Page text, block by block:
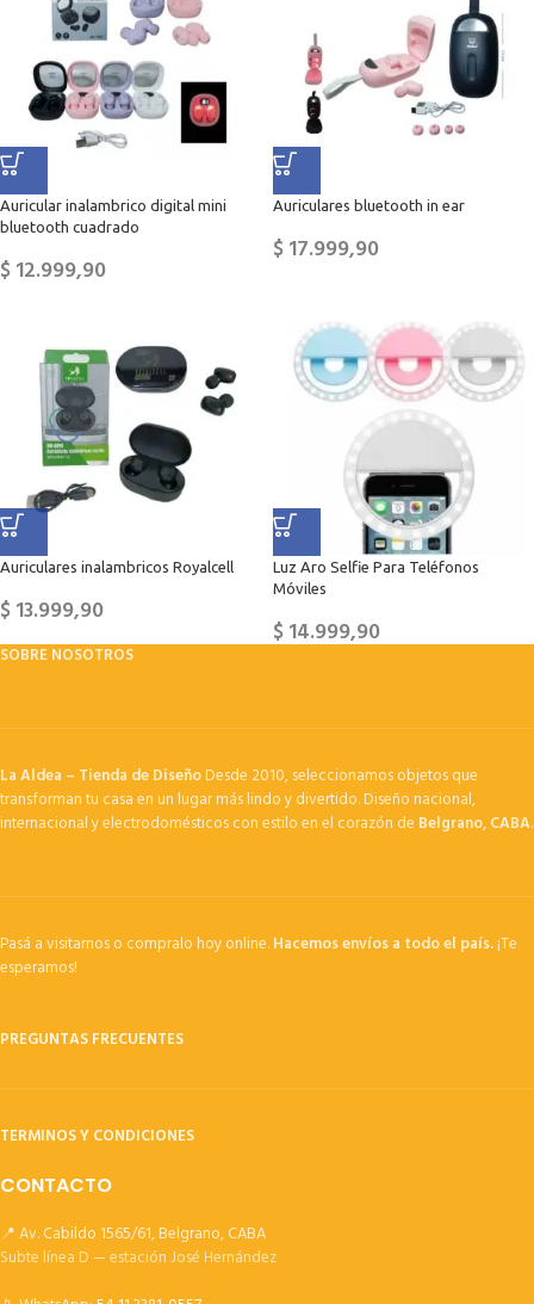
Auricular inalambrico digital mini
bluetooth cuadrado
$12.999,90
Auriculares bluetooth in ear
$17.999,90
Auriculares inalambricos Royalcell
$13.999,90
Luz Aro Selfie Para Teléfonos
Móviles
$14.999,90
SOBRE NOSOTROS
La Aldea – Tienda de DiseñoDesde 2010, seleccionamos objetos que
transforman tu casa en un lugar más lindo y divertido. Diseño nacional,
internacional y electrodomésticos con estilo en el corazón de Belgrano, CABA.
Pasá a visitarnos o compralo hoy online.Hacemos envíos a todo el país.¡Te
esperamos!
PREGUNTAS FRECUENTES
TERMINOS Y CONDICIONES
CONTACTO
📍 Av. Cabildo 1565/61, Belgrano, CABA
Subte línea D — estación José Hernández